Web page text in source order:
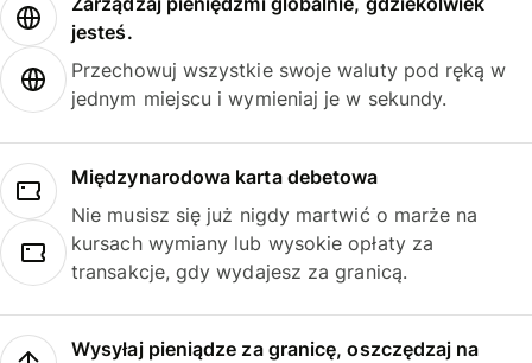
jesteś.
Przechowuj wszystkie swoje waluty pod ręką w
jednym miejscu i wymieniaj je w sekundy.
Międzynarodowa karta debetowa
Nie musisz się już nigdy martwić o marże na
kursach wymiany lub wysokie opłaty za
transakcje, gdy wydajesz za granicą.
Wysyłaj pieniądze za granicę, oszczędzaj na